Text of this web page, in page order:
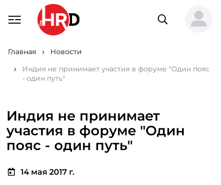
Главная
Новости
Индия не принимает участия в форуме "Один пояс
- один путь"
Индия не принимает
участия в форуме "Один
пояс - один путь"
14 мая 2017 г.